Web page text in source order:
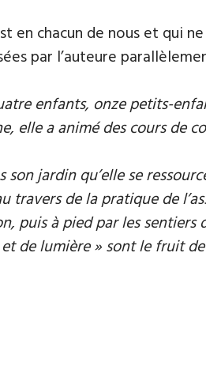
en chacun de nous et qui
par l’auteure
enfants, onze petits-
elle a animé des cours de
jardin qu’elle se
travers de la pratique de
puis à pied par les sentiers
et de lumière » sont le fruit